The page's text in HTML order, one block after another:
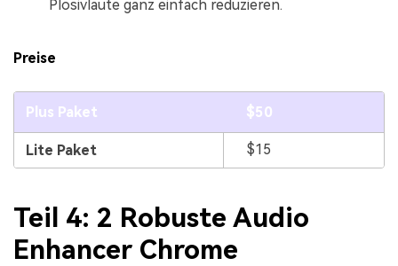
Plosivlaute ganz einfach reduzieren.
Preise
Plus Paket $50
Lite Paket $15
Teil 4: 2 Robuste Audio
Enhancer Chrome